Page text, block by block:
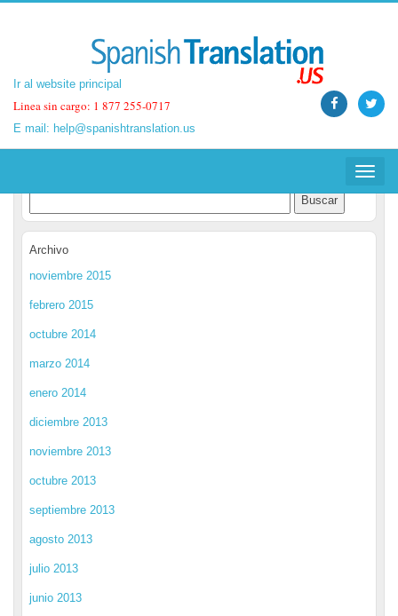
Ir al website principal
Linea sin cargo: 1 877 255-0717
E mail: help@spanishtranslation.us
Toggle
Ir al website principal
Linea sin cargo: 1 877 255-0717
E mail: help@spanishtranslation.us
Toggle
Spanish Translation Blog
Archivo
noviembre 2015
febrero 2015
octubre 2014
marzo 2014
enero 2014
diciembre 2013
noviembre 2013
octubre 2013
septiembre 2013
agosto 2013
julio 2013
junio 2013